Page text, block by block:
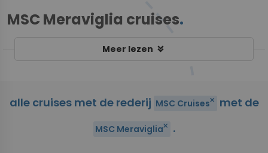
MSC Meraviglia cruises.
Meer lezen keyboard_double_arrow_down
alle cruises met de rederij MSC Cruisesclose met de
MSC Meravigliaclose .